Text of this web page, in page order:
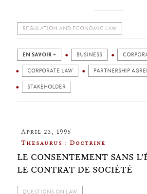
REGULATION AND ECONOMIC LAW
EN SAVOIR + BUSINESS
CORPORATE LAW PARTNERSHIP
STAKEHOLDER
April 23, 1995
Thesaurus : Doctrine
LE CONSENTEMENT SANS
LE CONTRAT DE SOCIÉTÉ
QUESTIONS ON LAW